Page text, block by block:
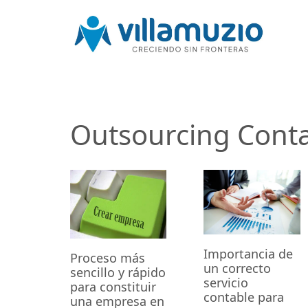
Outsourcing
Proceso más
sencillo y rápido
para constituir
una empresa en
Importancia de
un correcto
servicio
contable para